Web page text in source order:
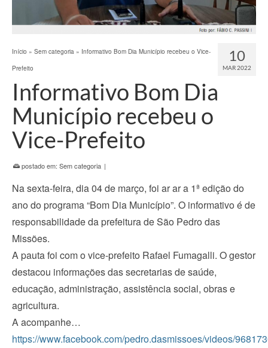
10
MAR 2022
Início » Sem categoria » Informativo Bom Dia Município recebeu o Vice-
Prefeito
Informativo Bom Dia
Município recebeu o
Vice-Prefeito
postado em: Sem categoria |
Na sexta-feira, dia 04 de março, foi ar ar a 1ª edição do
ano do programa “Bom Dia Município”. O informativo é de
responsabilidade da prefeitura de São Pedro das
Missões.
A pauta foi com o vice-prefeito Rafael Fumagalli. O gestor
destacou informações das secretarias de saúde,
educação, administração, assistência social, obras e
agricultura.
A acompanhe…
https://www.facebook.com/pedro.dasmissoes/videos/